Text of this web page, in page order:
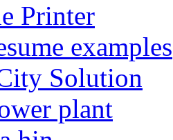
Printer
examples
Solution
plant